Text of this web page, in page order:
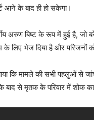
आने के बाद ही हो सकेगा।
अरुण बिष्ट के रूप में हुई है, जो
के लिए भेज दिया है और परिजनों
कि मामले की सभी पहलुओं से जांच
बाद से मृतक के परिवार में शोक